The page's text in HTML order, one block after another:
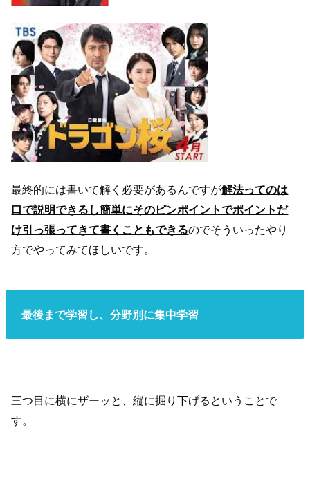
最終的には書いて解く必要があるんですが解法ってのは
口で説明できるし簡単にそのピンポイントでポイントだ
け引っ張ってきて書くこともできるのでそういったやり
方でやってみてほしいです。
最後まで学習し、分野別に集中学習
三つ目に横にザーッと、縦に掘り下げるということで
す。